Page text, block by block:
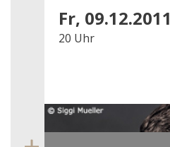
Fr, 09.12.2011
20 Uhr